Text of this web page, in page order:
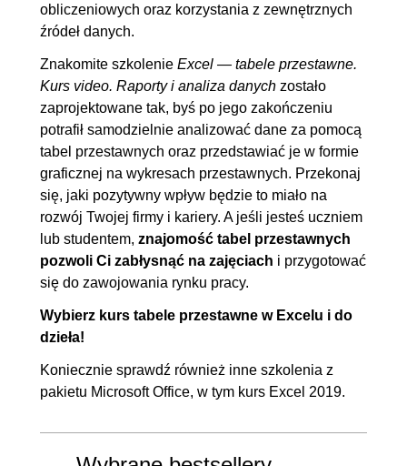
4.5. Model danych i tworzenie
00:04:07
4.6. Tabele przestawne na
niezależnych raportach
00:03:32
5. Sortowanie i filtrowanie danych w
tabeli przestawnej
00:39:33
5.1. Sortowanie
automatyczne i ręczne
OGLĄDAJ »
00:06:34
5.2. Sortowanie po listach
niestandardowych
00:04:47
5.4. Filtr raportu
5.5. Pokaż strony filtru raportu
5.6. Fragmentatory, część 1
00:05:46
obliczeniowych oraz korzystania z zewnętrznych
źródeł danych.
Znakomite szkolenie Excel — tabele przestawne.
Kurs video. Raporty i analiza danych zostało
zaprojektowane tak, byś po jego zakończeniu
potrafił samodzielnie analizować dane za pomocą
tabel przestawnych oraz przedstawiać je w formie
graficznej na wykresach przestawnych. Przekonaj
się, jaki pozytywny wpływ będzie to miało na
rozwój Twojej firmy i kariery. A jeśli jesteś uczniem
lub studentem, znajomość tabel przestawnych
pozwoli Ci zabłysnąć na zajęciach i przygotować
się do zawojowania rynku pracy.
Wybierz kurs tabele przestawne w Excelu i do
dzieła!
Koniecznie sprawdź również inne szkolenia z
pakietu Microsoft Office, w tym kurs Excel 2019.